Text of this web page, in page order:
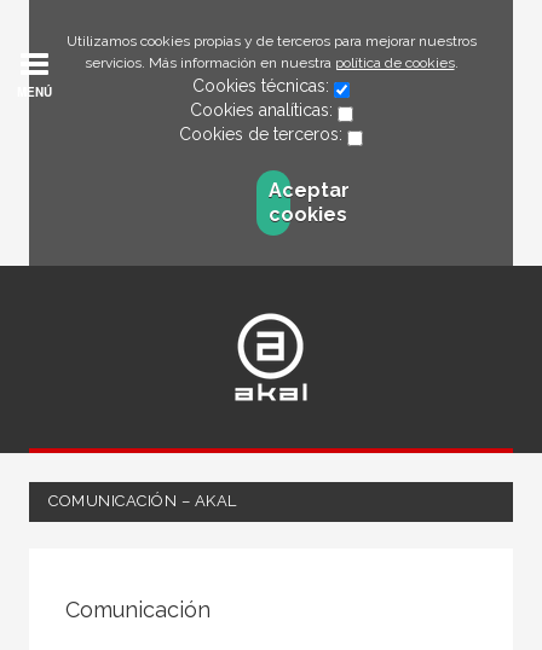
Utilizamos cookies propias y de terceros para mejorar nuestros
servicios. Más información en nuestra política de cookies.
Cookies técnicas:
Cookies analíticas:
Cookies de terceros:
Aceptar
cookies
MENÚ
COMUNICACIÓN – AKAL
Ocio
Comunicación